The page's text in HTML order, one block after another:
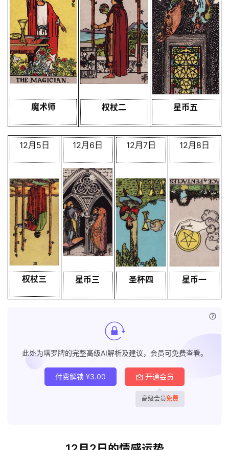
魔术师 权杖二 星币五
12月5日
权杖三
12月6日
星币三
12月7日
圣杯四
12月8日
星币一
此处为塔罗牌的完整高级AI解析及建议，会员可免费查看。
付费解锁 ¥3.00 开通会员
高级会员免费